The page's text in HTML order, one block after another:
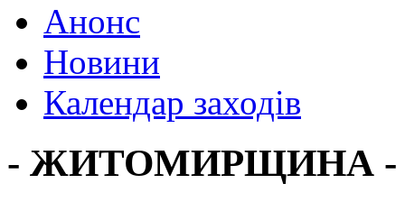
Анонс
Новини
Календар заходів
- ЖИТОМИРЩИНА -